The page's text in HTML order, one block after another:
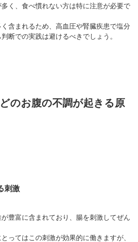
く、食べ慣れない方は特に注意が必要で
含まれるため、高血圧や腎臓疾患で塩分
断での実践は避けるべきでしょう。
のお腹の不調が起きる原
刺激
豊富に含まれており、腸を刺激してぜん
ってはこの刺激が効果的に働きますが、